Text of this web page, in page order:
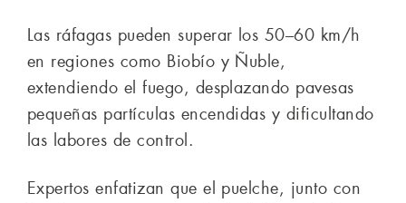
Las ráfagas pueden superar los 50–60 km/h
en regiones como Biobío y Ñuble,
extendiendo el fuego, desplazando pavesas
pequeñas partículas encendidas y dificultando
las labores de control.
Expertos enfatizan que el puelche, junto con